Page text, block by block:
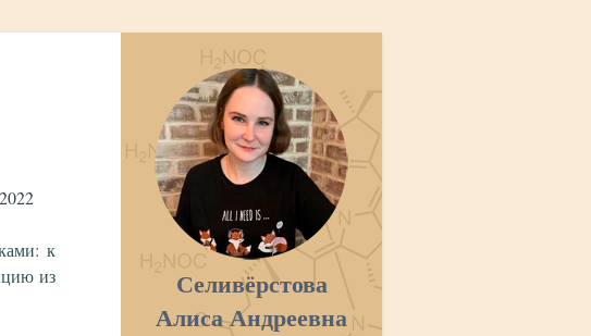
Селивёрстова
Алиса Андреевна
к
из